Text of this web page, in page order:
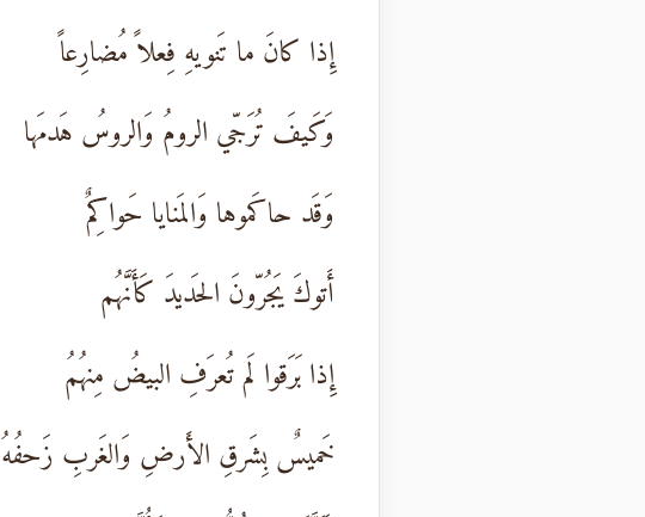
إِذا كانَ ما تَنويهِ فِعلاً مُضارِعاً
وَكَيفَ تُرَجّي الرومُ وَالروسُ هَدمَها
وَقَد حاكَموها وَالمَنايا حَواكِمٌ
أَتوكَ يَجُرّونَ الحَديدَ كَأَنَّهُم
إِذا بَرَقوا لَم تُعرَفِ البيضُ مِنهُمُ
خَميسٌ بِشَرقِ الأَرضِ وَالغَربِ زَحفُهُ